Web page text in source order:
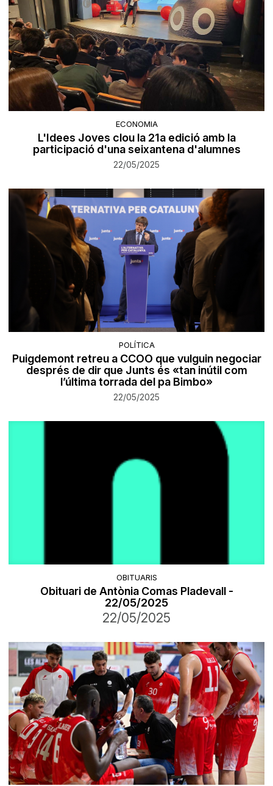
ECONOMIA
L'Idees Joves clou la 21a edició amb la
participació d'una seixantena d'alumnes
22/05/2025
POLÍTICA
Puigdemont retreu a CCOO que vulguin negociar
després de dir que Junts és «tan inútil com
l’última torrada del pa Bimbo»
22/05/2025
OBITUARIS
Obituari de Antònia Comas Pladevall -
22/05/2025
22/05/2025